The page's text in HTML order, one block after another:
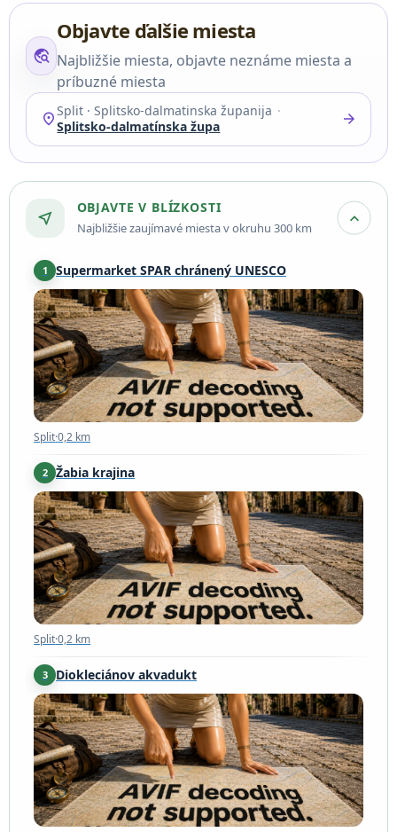
travel_explore
Objavte ďalšie miesta
Najbližšie miesta, objavte neznáme miesta a
príbuzné miesta
location_onSplit · Splitsko-dalmatinska županija
Splitsko-dalmatínska župa
arrow_forward
near_me
OBJAVTE V BLÍZKOSTI
Najbližšie zaujímavé miesta v okruhu 300 km expand_more
1 Supermarket SPAR chránený UNESCO
Split·0,2 km
Split·0,2 km
2 Žabia krajina
Split·0,2 km
Split·0,2 km
3 Diokleciánov akvadukt
Split·4,3 km